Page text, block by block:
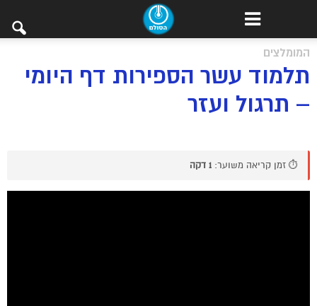
המומלצים
תלמוד עשר הספירות דף היומי
– תרגול ועזר
⏱️ זמן קריאה משוער: 1 דקה